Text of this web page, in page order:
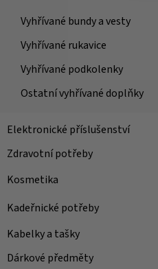
Vyhřívané bundy a vesty
Vyhřívané rukavice
Vyhřívané podkolenky
Ostatní vyhřívané doplňky
Elektronické příslušenství
Zdravotní potřeby
Kosmetika
Kadeřnické potřeby
Kabelky a tašky
Dárkové předměty